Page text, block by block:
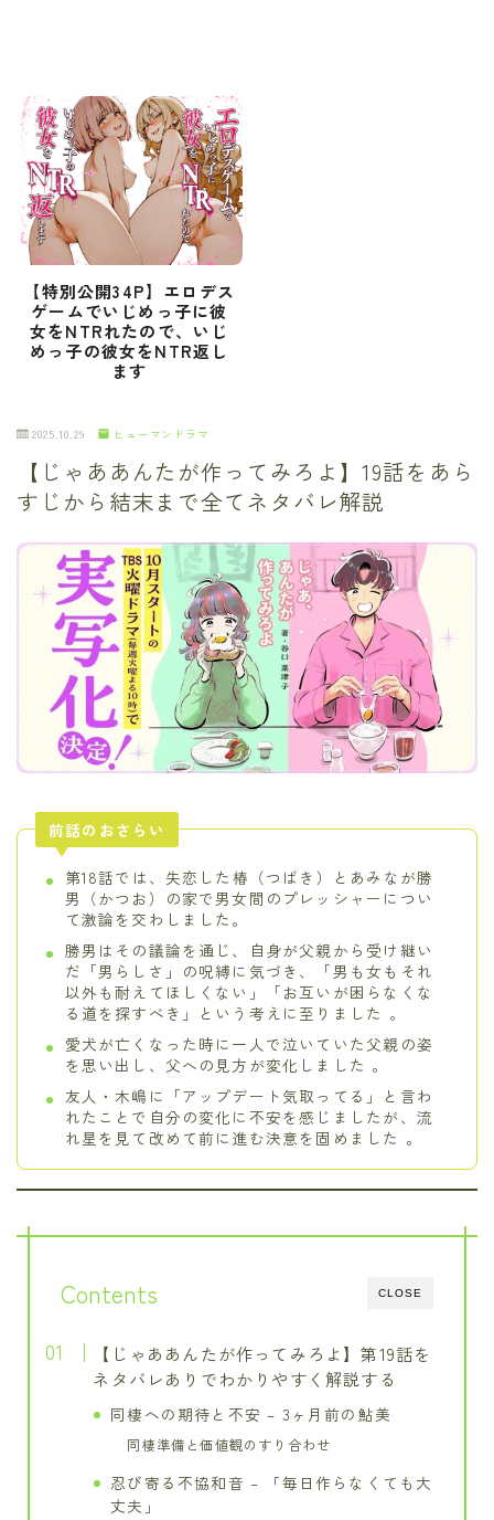
【特別公開34P】エロデス
ゲームでいじめっ子に彼
女をNTRれたので、いじ
めっ子の彼女をNTR返し
ます
2025.10.29 ヒューマンドラマ
【じゃああんたが作ってみろよ】19話をあら
すじから結末まで全てネタバレ解説
前話のおさらい
第18話では、失恋した椿（つばき）とあみなが勝
男（かつお）の家で男女間のプレッシャーについ
て激論を交わしました。
勝男はその議論を通じ、自身が父親から受け継い
だ「男らしさ」の呪縛に気づき、「男も女もそれ
以外も耐えてほしくない」「お互いが困らなくな
る道を探すべき」という考えに至りました 。
愛犬が亡くなった時に一人で泣いていた父親の姿
を思い出し、父への見方が変化しました 。
友人・木嶋に「アップデート気取ってる」と言わ
れたことで自分の変化に不安を感じましたが、流
れ星を見て改めて前に進む決意を固めました 。
CLOSE
Contents
【じゃああんたが作ってみろよ】第19話を
ネタバレありでわかりやすく解説する
同棲への期待と不安 – 3ヶ月前の鮎美
同棲準備と価値観のすり合わせ
忍び寄る不協和音 – 「毎日作らなくても大
丈夫」